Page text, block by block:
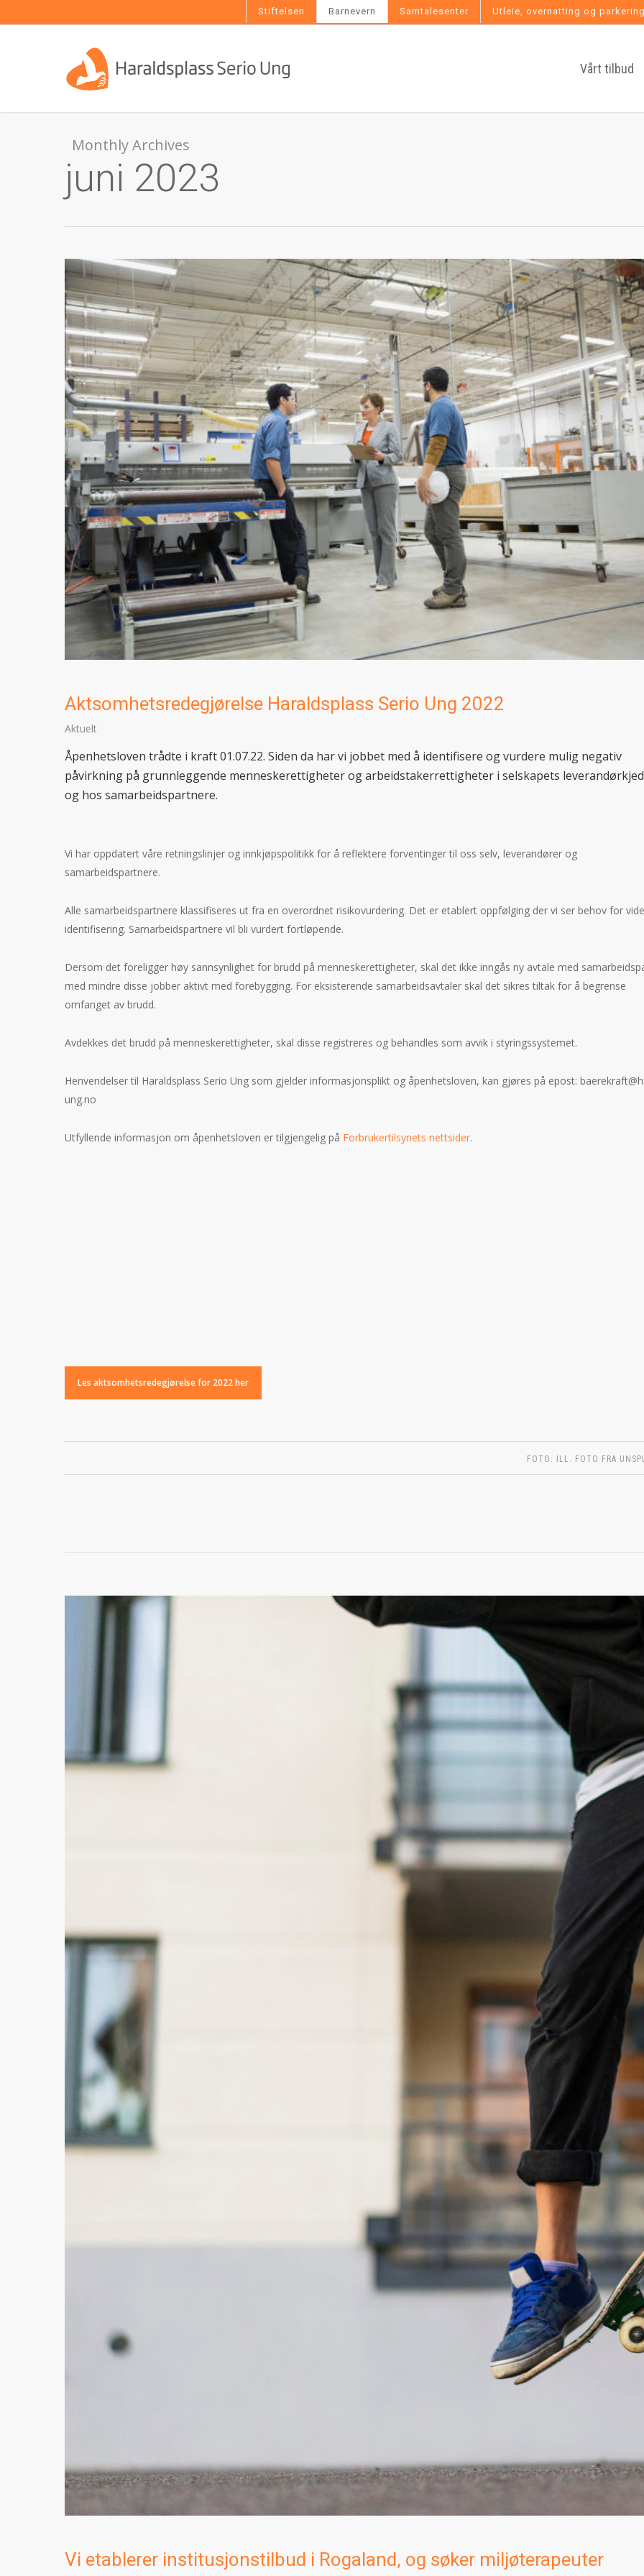
to
Stiftelsen Barnevern Samtalesenter Utleie, overnatting og
Vårt tilbud
Monthly Archives
juni 2023
Aktsomhetsredegjørelse Haraldsplass Serio Ung 2022
Aktuelt
Åpenhetsloven trådte i kraft 01.07.22. Siden da har vi jobbet med å identifisere og vurdere mulig negativ
påvirkning på grunnleggende menneskerettigheter og arbeidstakerrettigheter i selskapets
og hos samarbeidspartnere.
Vi har oppdatert våre retningslinjer og innkjøpspolitikk for å reflektere forventinger til oss selv, leverandører og
samarbeidspartnere.
Alle samarbeidspartnere klassifiseres ut fra en overordnet risikovurdering. Det er etablert oppfølging der vi ser behov for
identifisering. Samarbeidspartnere vil bli vurdert fortløpende.
Dersom det foreligger høy sannsynlighet for brudd på menneskerettigheter, skal det ikke inngås ny avtale med
med mindre disse jobber aktivt med forebygging. For eksisterende samarbeidsavtaler skal det sikres tiltak for å begrense
omfanget av brudd.
Avdekkes det brudd på menneskerettigheter, skal disse registreres og behandles som avvik i styringssystemet.
Henvendelser til Haraldsplass Serio Ung som gjelder informasjonsplikt og åpenhetsloven, kan gjøres på epost:
ung.no
Utfyllende informasjon om åpenhetsloven er tilgjengelig på Forbrukertilsynets nettsider.
Les aktsomhetsredegjørelse for 2022 her
FOTO: ILL. FOTO FRA
Vi etablerer institusjonstilbud i Rogaland, og søker miljøterapeuter